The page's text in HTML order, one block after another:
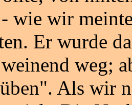
wie wir
Er wurde
weg;
Als wir